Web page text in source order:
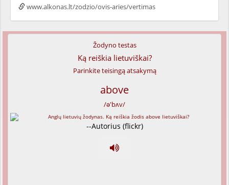
www.alkonas.lt/zodzio/ovis-aries/vertimas
Žodyno testas
Ką reiškia lietuviškai?
Parinkite teisingą atsakymą
above
/ə'bʌv/
--Autorius (flickr)